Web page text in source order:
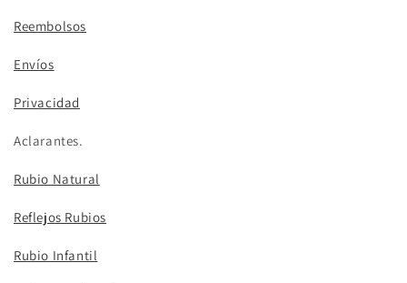
Reembolsos
Envíos
Privacidad
Aclarantes.
Rubio Natural
Reflejos Rubios
Rubio Infantil